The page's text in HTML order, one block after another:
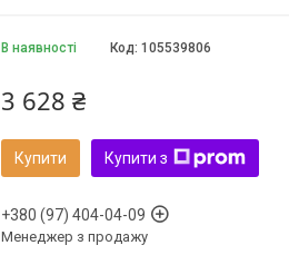
В наявності Код: 105539806
3 628 ₴
Купити Купити з
+380 (97) 404-04-09
Менеджер з продажу